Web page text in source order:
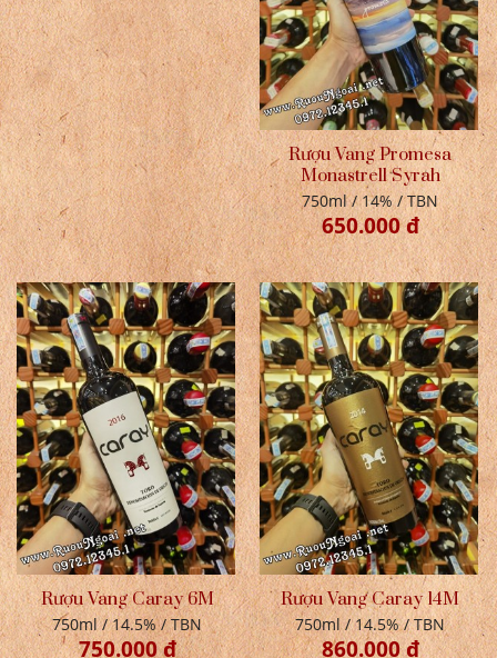
Rượu Vang Promesa
Monastrell Syrah
750ml / 14% / TBN
650.000 đ
Rượu Vang Caray 6M
750ml / 14.5% / TBN
750.000 đ
Rượu Vang Caray 14M
750ml / 14.5% / TBN
860.000 đ